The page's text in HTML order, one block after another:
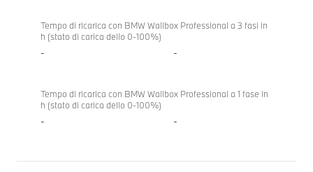
Tempo di ricarica con BMW Wallbox Professional a 3 fasi in
h (stato di carica dello 0-100%)
- -
Tempo di ricarica con BMW Wallbox Professional a 1 fase in
h (stato di carica dello 0-100%)
- -